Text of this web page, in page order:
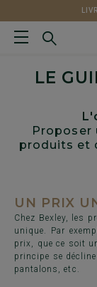
LE
Proposer
produits et
UN PRIX
Chez Bexley, les
unique. Par
prix, que ce soit
principe se
pantalons, etc.